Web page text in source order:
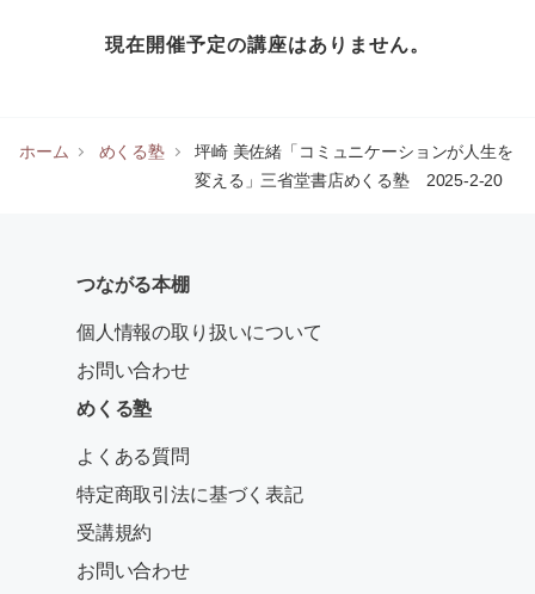
現在開催予定の講座はありません。
ホーム めくる塾
坪崎 美佐緒「コミュニケーションが人生を
変える」三省堂書店めくる塾 2025-2-20
つながる本棚
個人情報の取り扱いについて
お問い合わせ
めくる塾
よくある質問
特定商取引法に基づく表記
受講規約
お問い合わせ